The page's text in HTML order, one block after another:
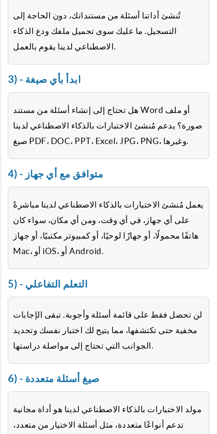
تُنشئ أداتنا أسئلة من مستنداتك، دون الحاجة إلى
التسجيل. ما عليك سوى تحميل ملفك ودع الذكاء
الاصطناعي لدينا يقوم بالعمل.
3) - ابدأ بأي صيغة
هل تحتاج إلى إنشاء أسئلة من مستند Word أو ملف
صورة؟ يدعم مُنشئ الاختبارات بالذكاء الاصطناعي لدينا
صيغ PDF، DOC، PPT، Excel، JPG، PNG، وغيرها.
4) - متوافق مع أي جهاز
يعمل مُنشئ الاختبارات بالذكاء الاصطناعي لدينا مباشرةً
على أي جهاز، في أي وقت، ومن أي مكان، سواء كان
هاتفًا محمولًا، أو جهازًا لوحيًا، أو كمبيوتر مكتبيًا، أو جهاز
Mac، أو iOS، أو Android.
5) - التعلم التفاعلي
لن تحصل فقط على قائمة أسئلة وأجوبة. تبقى الإجابات
مخفية حتى تكتشفها، مما يتيح لك اختبار نفسك وتحديد
الجوانب التي تحتاج إلى مواصلة دراستها.
6) - صيغ أسئلة متعددة
مولد الاختبارات بالذكاء الاصطناعي لدينا هو أداة مجانية
تدعم أنواعًا متعددة، مثل أسئلة الاختيار من متعدد،